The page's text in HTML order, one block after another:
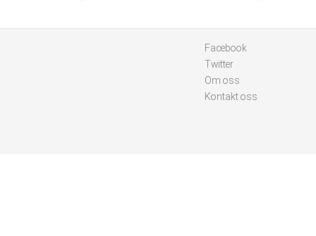
Facebook
Twitter
Om oss
Kontakt oss